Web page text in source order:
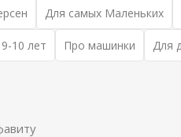
Для самых Маленьких
10 лет Про машинки Для